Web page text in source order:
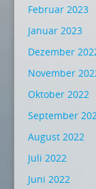
Februar 2023
Januar 2023
Dezember
November
Oktober 2022
September
August 2022
Juli 2022
Juni 2022